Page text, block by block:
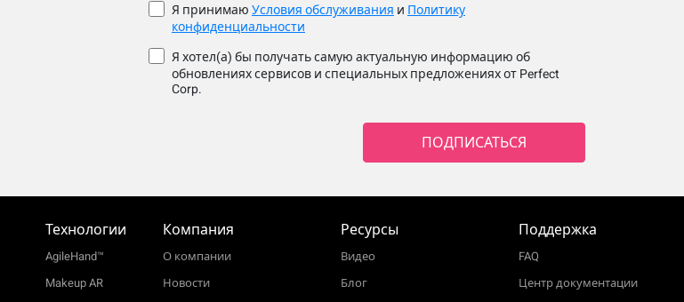
Я принимаю Условия обслуживания и Политику
конфиденциальности
Я хотел(а) бы получать самую актуальную информацию об
обновлениях сервисов и специальных предложениях от Perfect
Corp.
ПОДПИСАТЬСЯ
Технологии
AgileHand™
Makeup AR
Компания
О компании
Новости
Ресурсы
Видео
Блог
Поддержка
FAQ
Центр документации